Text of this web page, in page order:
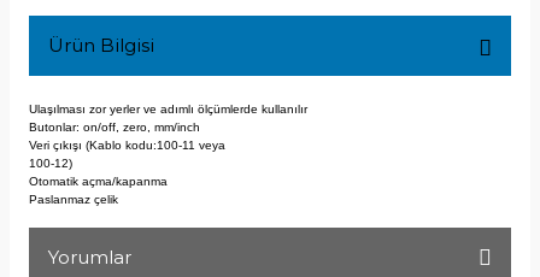
Ürün Bilgisi
Ulaşılması zor yerler ve adımlı ölçümlerde kullanılır
Butonlar: on/off, zero, mm/inch
Veri çıkışı (Kablo kodu:100-11 veya
100-12)
Otomatik açma/kapanma
Paslanmaz çelik
Yorumlar